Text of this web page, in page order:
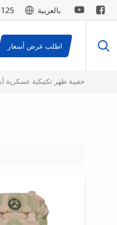
بالعربية
اطلب عرض أسعار
حقيبة ظهر تكتيكية عسكرية